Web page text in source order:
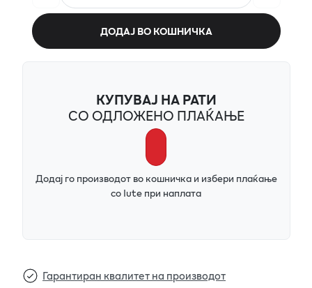
ДОДАЈ ВО КОШНИЧКА
КУПУВАЈ НА РАТИ
СО ОДЛОЖЕНО ПЛАЌАЊЕ
Додај го производот во кошничка и избери плаќање
со Iute при наплата
Гарантиран квалитет на производот